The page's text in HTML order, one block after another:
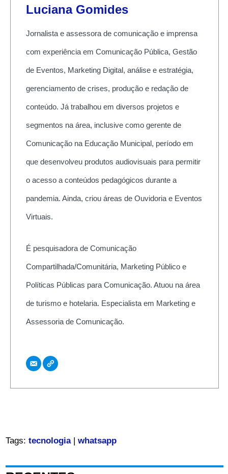
Luciana Gomides
Jornalista e assessora de comunicação e imprensa
com experiência em Comunicação Pública, Gestão
de Eventos, Marketing Digital, análise e estratégia,
gerenciamento de crises, produção e redação de
conteúdo. Já trabalhou em diversos projetos e
segmentos na área, inclusive como gerente de
Comunicação na Educação Municipal, período em
que desenvolveu produtos audiovisuais para permitir
o acesso a conteúdos pedagógicos durante a
pandemia. Ainda, criou áreas de Ouvidoria e Eventos
Virtuais.
É pesquisadora de Comunicação
Compartilhada/Comunitária, Marketing Público e
Políticas Públicas para Comunicação. Atuou na área
de turismo e hotelaria. Especialista em Marketing e
Assessoria de Comunicação.
Tags: tecnologia| whatsapp